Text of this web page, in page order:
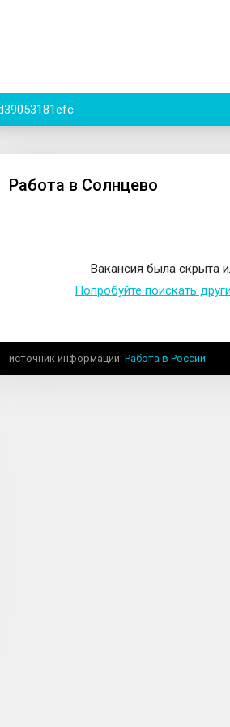
Работа в Солнцево
Вакансия была скрыта
Попробуйте поискать
источник информации Работа в России